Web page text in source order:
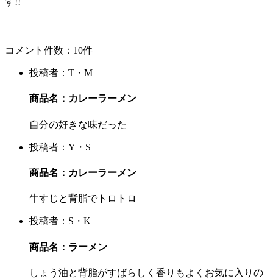
コメント件数：10件
投稿者：T・M
商品名：カレーラーメン
自分の好きな味だった
投稿者：Y・S
商品名：カレーラーメン
牛すじと背脂でトロトロ
投稿者：S・K
商品名：ラーメン
しょう油と背脂がすばらしく香りもよくお気に入りの